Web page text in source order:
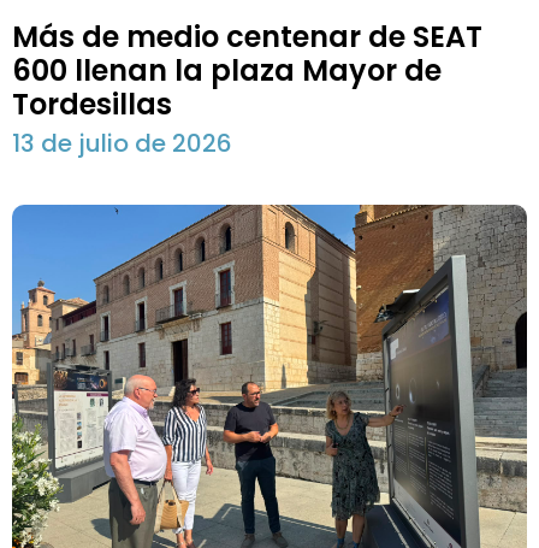
Más de medio centenar de SEAT
600 llenan la plaza Mayor de
Tordesillas
13 de julio de 2026